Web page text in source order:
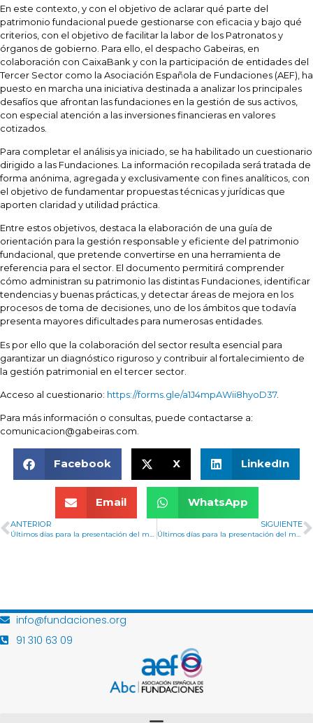
En este contexto, y con el objetivo de aclarar qué parte del
patrimonio fundacional puede gestionarse con eficacia y bajo qué
criterios, con el objetivo de facilitar la labor de los Patronatos y
órganos de gobierno. Para ello, el despacho Gabeiras, en
colaboración con CaixaBank y con la participación de entidades del
Tercer Sector como la Asociación Española de Fundaciones (AEF), ha
puesto en marcha una iniciativa destinada a analizar los principales
desafíos que afrontan las fundaciones en la gestión de sus activos,
con especial atención a las inversiones financieras en valores
cotizados.
Para completar el análisis ya iniciado, se ha habilitado un cuestionario
dirigido a las Fundaciones. La información recopilada será tratada de
forma anónima, agregada y exclusivamente con fines analíticos, con
el objetivo de fundamentar propuestas técnicas y jurídicas que
aporten claridad y utilidad práctica.
Entre estos objetivos, destaca la elaboración de una guía de
orientación para la gestión responsable y eficiente del patrimonio
fundacional, que pretende convertirse en una herramienta de
referencia para el sector. El documento permitirá comprender
cómo administran su patrimonio las distintas Fundaciones, identificar
tendencias y buenas prácticas, y detectar áreas de mejora en los
procesos de toma de decisiones, uno de los ámbitos que todavía
presenta mayores dificultades para numerosas entidades.
Es por ello que la colaboración del sector resulta esencial para
garantizar un diagnóstico riguroso y contribuir al fortalecimiento de
la gestión patrimonial en el tercer sector.
Acceso al cuestionario: https://forms.gle/a1J4mpAWii8hyoD37.
Para más información o consultas, puede contactarse a:
comunicacion@gabeiras.com.
Facebook X LinkedIn
Email WhatsApp
ANTERIOR SIGUIENTE
info@fundaciones.org
91 310 63 09